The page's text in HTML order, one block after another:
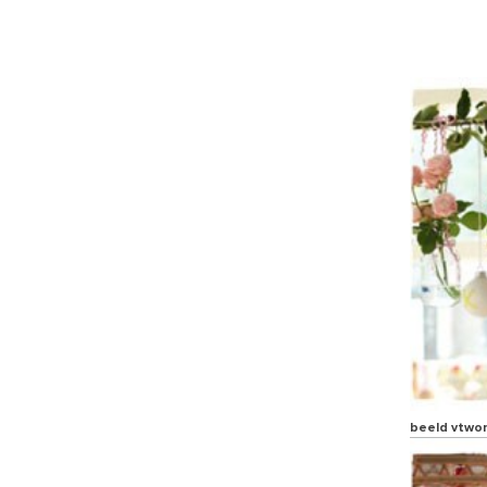
beeld